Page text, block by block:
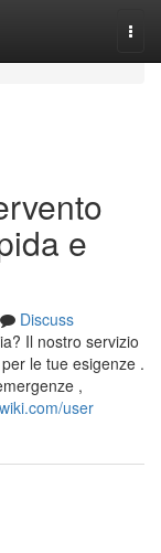
e
Discuss
Il nostro servizio
le tue esigenze .
,
user